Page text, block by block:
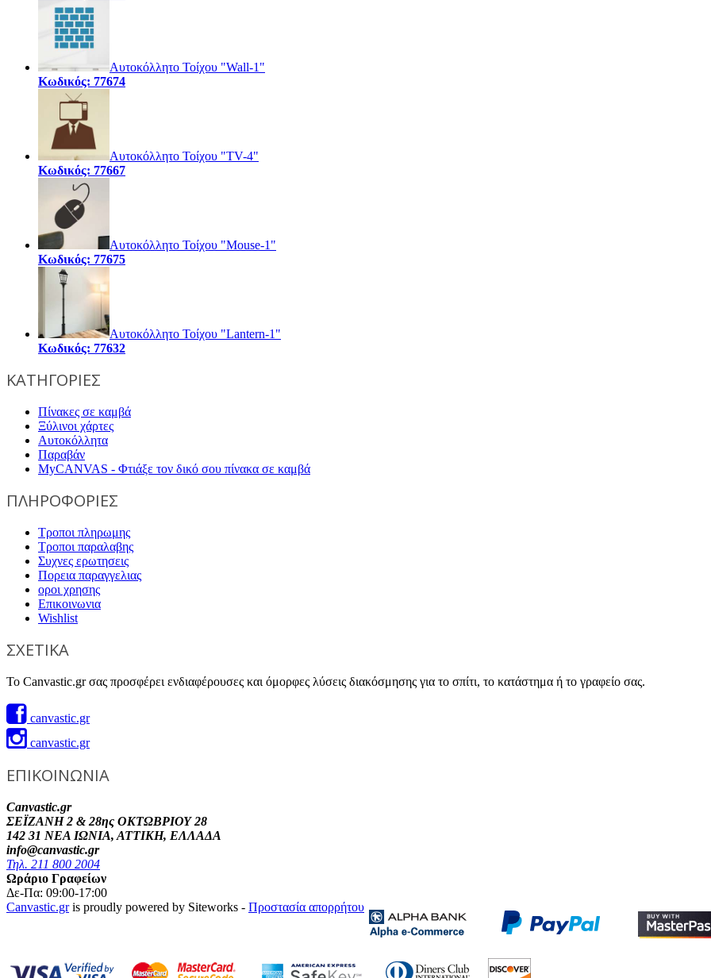
Αυτοκόλλητο Τοίχου "Wall-1"
Κωδικός: 77674
Αυτοκόλλητο Τοίχου "TV-4"
Κωδικός: 77667
Αυτοκόλλητο Τοίχου "Mouse-1"
Κωδικός: 77675
Αυτοκόλλητο Τοίχου "Lantern-1"
Κωδικός: 77632
ΚΑΤΗΓΟΡΙΕΣ
Πίνακες σε καμβά
Ξύλινοι χάρτες
Αυτοκόλλητα
Παραβάν
MyCANVAS - Φτιάξε τον δικό σου πίνακα σε καμβά
ΠΛΗΡΟΦΟΡΙΕΣ
Τροποι πληρωμης
Τροποι παραλαβης
Συχνες ερωτησεις
Πορεια παραγγελιας
οροι χρησης
Επικοινωνια
Wishlist
ΣΧΕΤΙΚΑ
Το Canvastic.gr σας προσφέρει ενδιαφέρουσες και όμορφες λύσεις διακόσμησης για το σπίτι, το κατάστημα ή το γραφείο σας.
canvastic.gr
canvastic.gr
ΕΠΙΚΟΙΝΩΝΙΑ
Canvastic.gr
ΣΕΪΖΑΝΗ 2 & 28ης ΟΚΤΩΒΡΙΟΥ 28
142 31 ΝΕΑ ΙΩΝΙΑ, ΑΤΤΙΚΗ, ΕΛΛΑΔΑ
info@canvastic.gr
Τηλ. 211 800 2004
Ωράριο Γραφείων
Δε-Πα: 09:00-17:00
Canvastic.gris proudly powered by Siteworks - Προστασία απορρήτου